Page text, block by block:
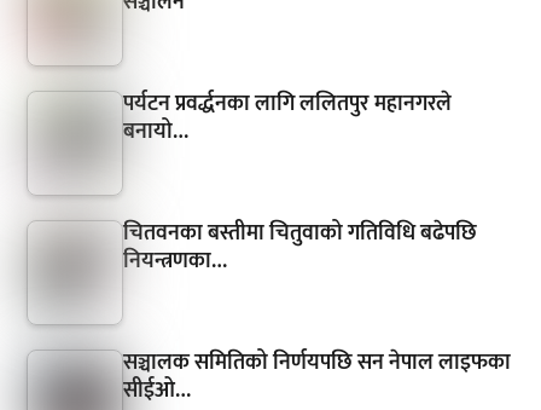
पर्यटन प्रवर्द्धनका लागि ललितपुर महानगरले
बनायो…
चितवनका बस्तीमा चितुवाको गतिविधि बढेपछि
नियन्त्रणका…
सञ्चालक समितिको निर्णयपछि सन नेपाल लाइफका
सीईओ…